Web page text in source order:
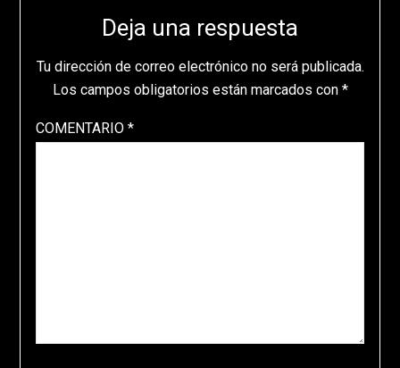
Deja una respuesta
Tu dirección de correo electrónico no será publicada.
Los campos obligatorios están marcados con *
COMENTARIO *